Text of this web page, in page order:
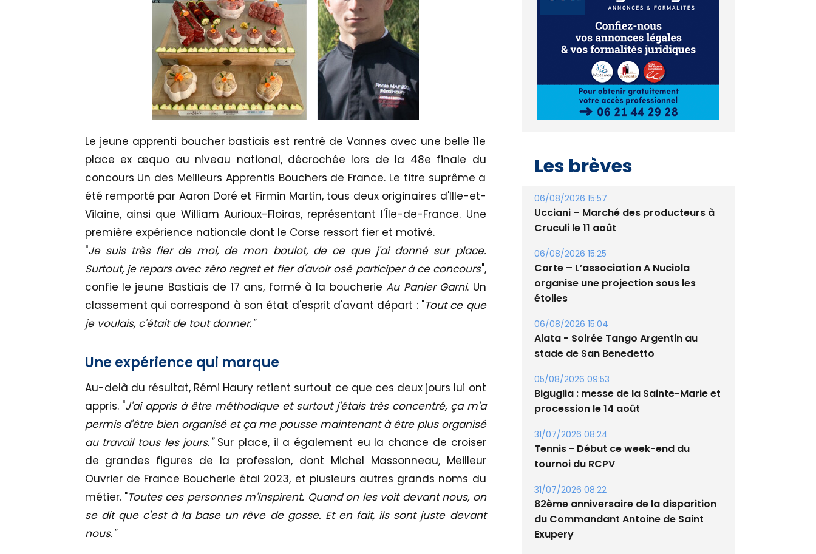
Le jeune apprenti boucher bastiais est rentré de Vannes avec une belle 11e
place ex æquo au niveau national, décrochée lors de la 48e finale du
concours Un des Meilleurs Apprentis Bouchers de France. Le titre suprême a
été remporté par Aaron Doré et Firmin Martin, tous deux originaires d'Ille-et-
Vilaine, ainsi que William Aurioux-Floiras, représentant l'Île-de-France. Une
première expérience nationale dont le Corse ressort fier et motivé.
"Je suis très fier de moi, de mon boulot, de ce que j'ai donné sur place.
Surtout, je repars avec zéro regret et fier d'avoir osé participer à ce concours",
confie le jeune Bastiais de 17 ans, formé à la boucherieAu Panier Garni. Un
classement qui correspond à son état d'esprit d'avant départ : "Tout ce que
je voulais, c'était de tout donner."
Une expérience qui marque
Au-delà du résultat, Rémi Haury retient surtout ce que ces deux jours lui ont
appris. "J'ai appris à être méthodique et surtout j'étais très concentré, ça m'a
permis d'être bien organisé et ça me pousse maintenant à être plus organisé
au travail tous les jours." Sur place, il a également eu la chance de croiser
de grandes figures de la profession, dont Michel Massonneau, Meilleur
Ouvrier de France Boucherie étal 2023, et plusieurs autres grands noms du
métier. "Toutes ces personnes m'inspirent. Quand on les voit devant nous, on
se dit que c'est à la base un rêve de gosse. Et en fait, ils sont juste devant
nous."
Les brèves
06/08/2026 15:57
Ucciani – Marché des producteurs à
Cruculi le 11 août
06/08/2026 15:25
Corte – L’association A Nuciola
organise une projection sous les
étoiles
06/08/2026 15:04
Alata - Soirée Tango Argentin au
stade de San Benedetto
05/08/2026 09:53
Biguglia : messe de la Sainte-Marie et
procession le 14 août
31/07/2026 08:24
Tennis - Début ce week-end du
tournoi du RCPV
31/07/2026 08:22
82ème anniversaire de la disparition
du Commandant Antoine de Saint
Exupery